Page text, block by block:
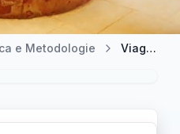
e Metodologie Viaggi di Istruzione e Visite Guidate: Collaborare per un Apprendimento Significativo